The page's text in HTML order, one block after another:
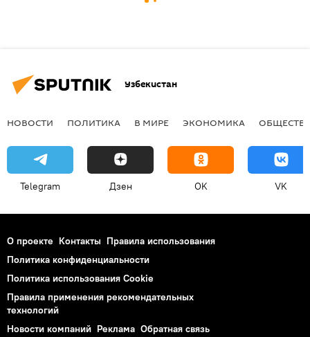
Узбекистан
НОВОСТИ ПОЛИТИКА В МИРЕ ЭКОНОМИКА
Telegram Дзен OK VK
О проекте Контакты Правила использования
Политика конфиденциальности
Политика использования Cookie
Правила применения рекомендательных
технологий
Новости компаний Реклама Обратная связь